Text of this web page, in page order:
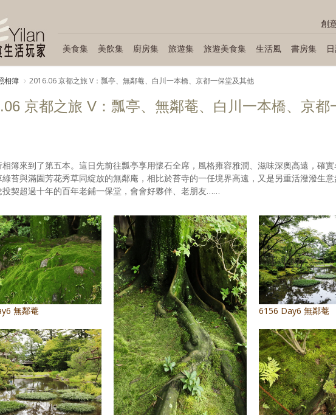
創
美食集 美飲集 廚房集 旅遊集 旅遊美食集 生活風 書房集
相簿 2016.06 京都之旅 V：瓢亭、無鄰菴、白川一本橋、京都一保堂及其他
京都之旅 V：瓢亭、無鄰菴、白川一本橋、京都
簿來到了第五本。這日先前往瓢亭享用懷石全席，風格雍容雅潤、滋味深奧高遠，確
綠苔與滿園芳花秀草同綻放的無鄰庵，相比於苔寺的一任境界高遠，又是另重活潑潑生
投契超過十年的百年老鋪一保堂，會會好夥伴、老朋友……
無鄰菴 6156 Day6 無鄰菴